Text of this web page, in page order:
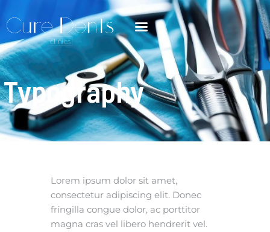
Typography
Lorem ipsum dolor sit amet,
consectetur adipiscing elit. Donec
fringilla congue dolor, ac porttitor
magna cras vel libero hendrerit vel.